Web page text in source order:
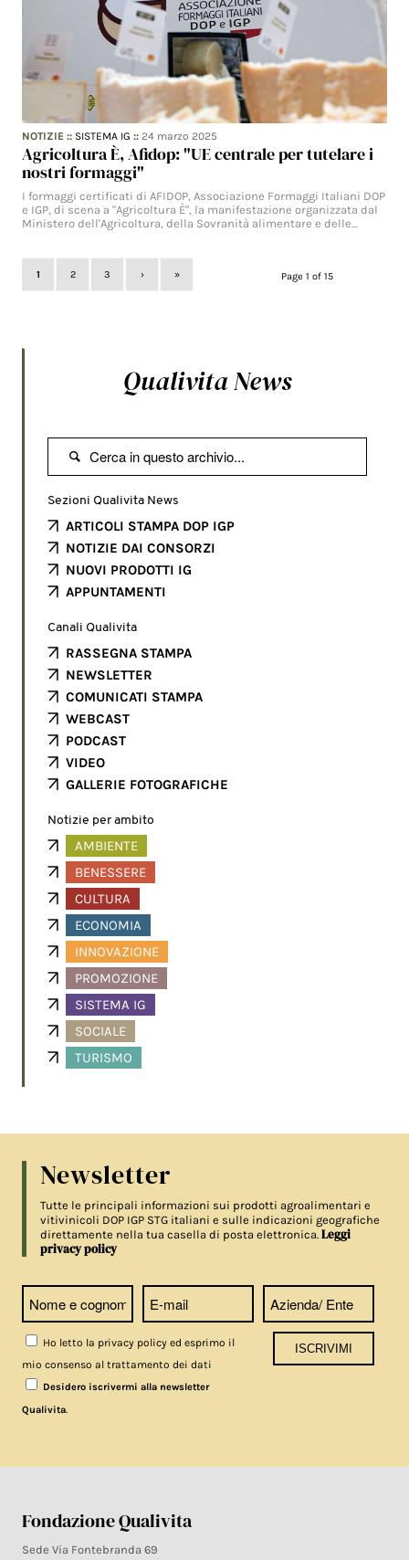
NOTIZIE :: SISTEMA IG ::24 marzo 2025
Agricoltura È, Afidop: "UE centrale per tutelare i
nostri formaggi"
I formaggi certificati di AFIDOP, Associazione Formaggi Italiani DOP
e IGP, di scena a "Agricoltura È", la manifestazione organizzata dal
Ministero dell'Agricoltura, della Sovranità alimentare e delle…
Page 1 of 15
1 2 3 › »
Qualivita News

Sezioni Qualivita News
ARTICOLI STAMPA DOP IGP
NOTIZIE DAI CONSORZI
NUOVI PRODOTTI IG
APPUNTAMENTI
Canali Qualivita
RASSEGNA STAMPA
NEWSLETTER
COMUNICATI STAMPA
WEBCAST
PODCAST
VIDEO
GALLERIE FOTOGRAFICHE
Notizie per ambito
AMBIENTE
BENESSERE
CULTURA
ECONOMIA
INNOVAZIONE
PROMOZIONE
SISTEMA IG
SOCIALE
TURISMO
Newsletter
Tutte le principali informazioni sui prodotti agroalimentari e
vitivinicoli DOP IGP STG italiani e sulle indicazioni geografiche
direttamente nella tua casella di posta elettronica.Leggi
privacy policy
Ho letto la privacy policy ed esprimo il
mio consenso al trattamento dei dati
Desidero iscrivermi alla newsletter
Qualivita.
Fondazione Qualivita
Sede Via Fontebranda 69